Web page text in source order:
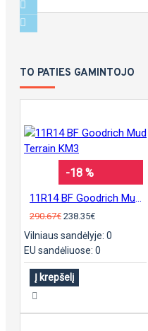
TO PATIES GAMINTOJO
-18 %
290.67€ 238.35€
Vilniaus sandėlyje: 0
EU sandėliuose: 0
Į krepšelį